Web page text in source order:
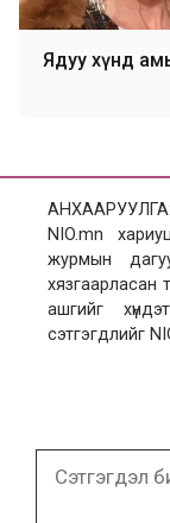
Ядуу хүнд
NIO.mn
журмын
хязгаарласан
ашгийг
сэтгэгдлийг
бичих